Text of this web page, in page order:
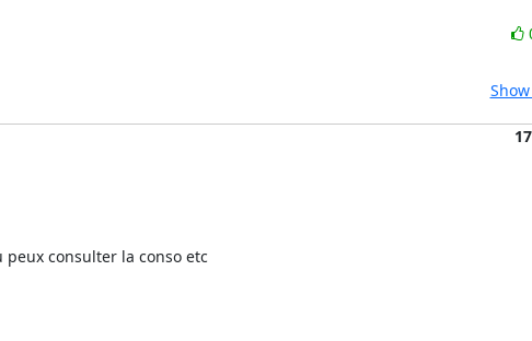
peux consulter la conso etc